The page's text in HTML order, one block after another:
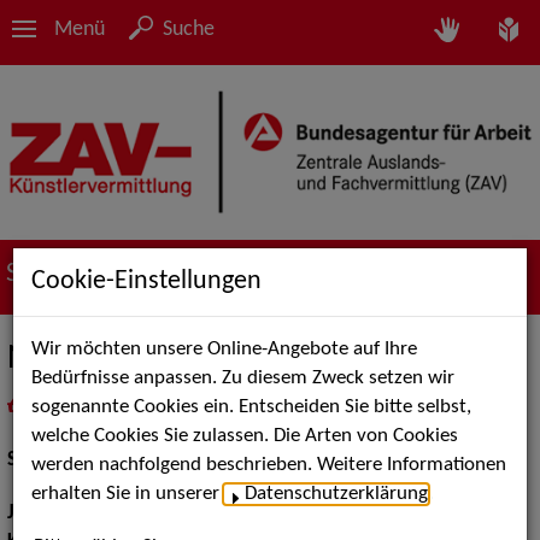
Menü Suche
Suche nach Künstler*innen
Nina Karsten
als PDF speichern
inMeine Merklistelegen
Schauspiel:Film und TV, Bühne
Jahrgang:
Cookie-Einstellungen
Wir möchten unsere Online-Angebote auf Ihre
Bedürfnisse anpassen. Zu diesem Zweck setzen wir
sogenannte Cookies ein. Entscheiden Sie bitte selbst,
welche Cookies Sie zulassen. Die Arten von Cookies
werden nachfolgend beschrieben. Weitere Informationen
erhalten Sie in unserer
Datenschutzerklärung